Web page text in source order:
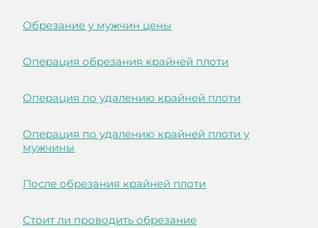
Обрезание у мужчин цены
Операция обрезания крайней плоти
Операция по удалению крайней плоти
Операция по удалению крайней плоти у
мужчины
После обрезания крайней плоти
Стоит ли проводить обрезание